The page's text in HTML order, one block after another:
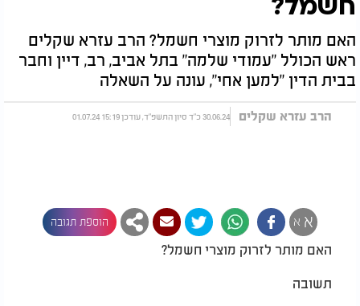
האם מותר לזרוק מוצרי חשמל? הרב עזרא שקלים
ראש הכולל "עמודי שלמה" בתל אביב, רב, דיין וחבר
בבית הדין "למען אחי", עונה על השאלה
הרב עזרא שקלים 30.06.24 כ"ד סיון התשפ"ד, עודכן 15:19 01.07.24
א א הוספת תגובה
האם מותר לזרוק מוצרי חשמל?
תשובה